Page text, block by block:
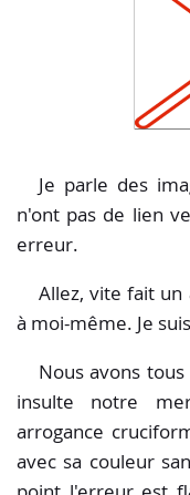
Je parle des
n'ont pas de lien
erreur.
Allez, vite fait
à moi-même. Je
Nous avons
insulte notre
arrogance
avec sa couleur